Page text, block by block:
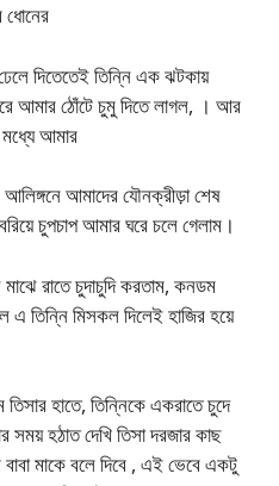
ধোনের
দিতেতেই তিন্নি এক ঝটকায়
আমার ঠোঁটে চুমু দিতে লাগল, । আর
আমার
আমাদের যৌনক্রীড়া শেষ
চুপচাপ আমার ঘরে চলে গেলাম।
রাতে চুদাচুদি করতাম, কনডম
এ তিন্নি মিসকল দিলেই হাজির হয়ে
হাতে, তিন্নিকে একরাতে চুদে
হঠাত দেখি তিসা দরজার কাছ
মাকে বলে দিবে , এই ভেবে একটু